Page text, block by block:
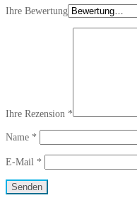
Ihre Bewertung
Ihre Rezension *
Name *
E-Mail *